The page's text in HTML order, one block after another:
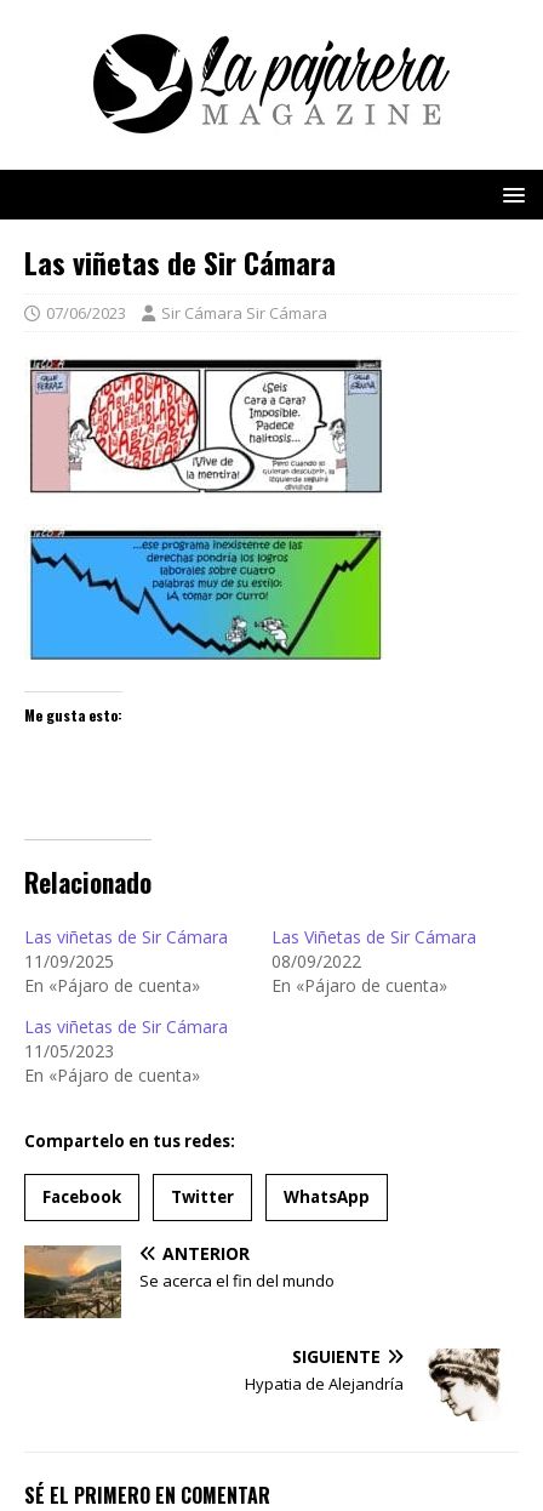
Las viñetas de Sir Cámara
07/06/2023 Sir Cámara Sir Cámara
Me gusta esto:
Relacionado
Las viñetas de Sir Cámara
11/09/2025
En «Pájaro de cuenta»
Las Viñetas de Sir Cámara
08/09/2022
En «Pájaro de cuenta»
Las viñetas de Sir Cámara
11/05/2023
En «Pájaro de cuenta»
Compartelo en tus redes:
Facebook Twitter WhatsApp
ANTERIOR
Se acerca el fin del mundo
SIGUIENTE
Hypatia de Alejandría
SÉ EL PRIMERO EN COMENTAR